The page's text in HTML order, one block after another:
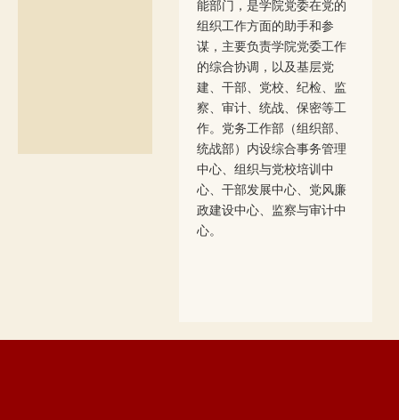
能部门，是学院党委在党的
组织工作方面的助手和参
谋，主要负责学院党委工作
的综合协调，以及基层党
建、干部、党校、纪检、监
察、审计、统战、保密等工
作。党务工作部（组织部、
统战部）内设综合事务管理
中心、组织与党校培训中
心、干部发展中心、党风廉
政建设中心、监察与审计中
心。